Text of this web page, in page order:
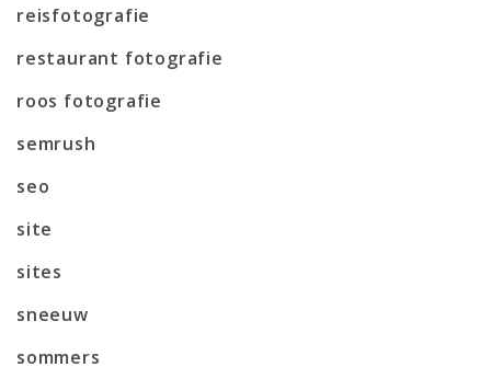
reisfotografie
restaurant fotografie
roos fotografie
semrush
seo
site
sites
sneeuw
sommers